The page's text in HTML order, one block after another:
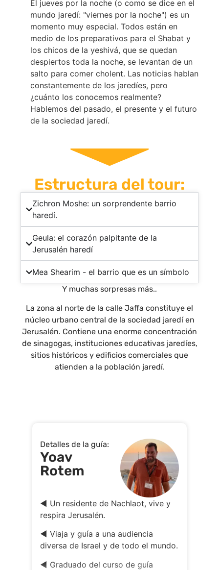
naturaleza del grupo.
El jueves por la noche (o como se dice en el
mundo jaredí: "viernes por la noche") es un
momento muy especial. Todos están en
medio de los preparativos para el Shabat y
los chicos de la yeshivá, que se quedan
despiertos toda la noche, se levantan de un
salto para comer cholent. Las noticias hablan
constantemente de los jaredíes, pero
¿cuánto los conocemos realmente?
Hablemos del pasado, el presente y el futuro
de la sociedad jaredí.
Estructura del tour:
Zichron Moshe: un sorprendente barrio
haredí.
Geula: el corazón palpitante de la
Jerusalén haredí
Mea Shearim - el barrio que es un símbolo
Y muchas sorpresas más..
La zona al norte de la calle Jaffa constituye el
núcleo urbano central de la sociedad jaredí en
Jerusalén. Contiene una enorme concentración
de sinagogas, instituciones educativas jaredíes,
sitios históricos y edificios comerciales que
atienden a la población jaredí.
Detalles de la guía:
Yoav
Rotem
◀ Un residente de Nachlaot, vive y
respira Jerusalén.
◀ Viaja y guía a una audiencia
diversa de Israel y de todo el mundo.
◀ Graduado del curso de guía